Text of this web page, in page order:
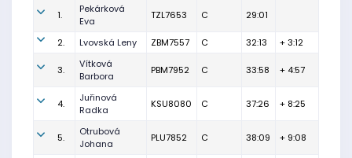
1.
Pekárková
Eva
TZL7653 C 29:01
2. Lvovská Leny ZBM7557 C 32:13 + 3:12
3.
Vítková
Barbora
PBM7952 C 33:58 + 4:57
4.
Juřinová
Radka
KSU8080 C 37:26 + 8:25
5.
Otrubová
Johana
PLU7852 C 38:09 + 9:08